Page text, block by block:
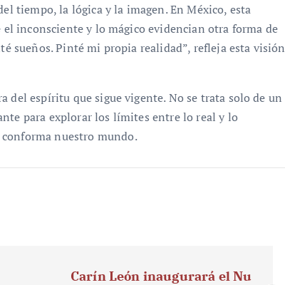
tiempo, la lógica y la imagen. En México, esta
inconsciente y lo mágico evidencian otra forma de
sueños. Pinté mi propia realidad”, refleja esta visión
del espíritu que sigue vigente. No se trata solo de un
para explorar los límites entre lo real y lo
nuestro mundo.
Carín León inaugurará el Nu